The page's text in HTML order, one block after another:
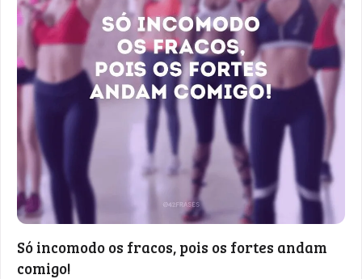
Só incomodo os fracos, pois os fortes andam
comigo!